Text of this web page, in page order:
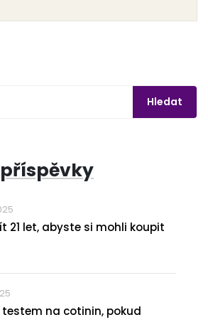
21 let, abyste si mohli koupit
na cotinin, pokud